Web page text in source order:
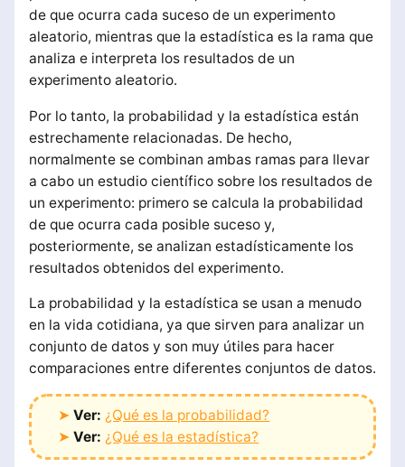
de que ocurra cada suceso de un experimento
aleatorio, mientras que la estadística es la rama que
analiza e interpreta los resultados de un
experimento aleatorio.
Por lo tanto, la probabilidad y la estadística están
estrechamente relacionadas. De hecho,
normalmente se combinan ambas ramas para llevar
a cabo un estudio científico sobre los resultados de
un experimento: primero se calcula la probabilidad
de que ocurra cada posible suceso y,
posteriormente, se analizan estadísticamente los
resultados obtenidos del experimento.
La probabilidad y la estadística se usan a menudo
en la vida cotidiana, ya que sirven para analizar un
conjunto de datos y son muy útiles para hacer
comparaciones entre diferentes conjuntos de datos.
➤ Ver: ¿Qué es la probabilidad?
➤ Ver: ¿Qué es la estadística?